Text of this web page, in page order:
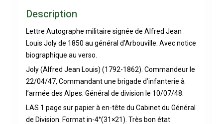
Description
Lettre Autographe militaire signée de Alfred Jean
Louis Joly de 1850 au général d’Arbouville. Avec notice
biographique au verso.
Joly (Alfred Jean Louis) (1792-1862). Commandeur le
22/04/47, Commandant une brigade d’infanterie à
l’armée des Alpes. Général de division le 10/07/48.
LAS 1 page sur papier à en-tête du Cabinet du Général
de Division. Format in-4°(31×21). Très bon état.